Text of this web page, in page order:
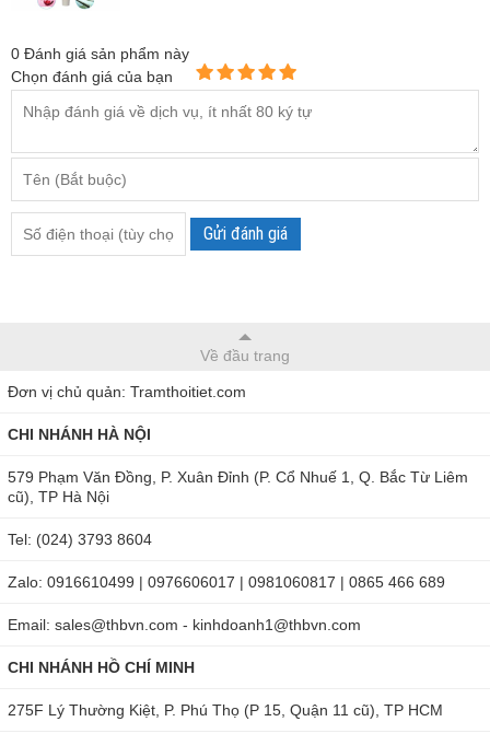
0 Đánh giá sản phẩm này
Chọn đánh giá của bạn
Gửi đánh giá
Về đầu trang
Đơn vị chủ quản: Tramthoitiet.com
CHI NHÁNH HÀ NỘI
579 Phạm Văn Đồng, P. Xuân Đỉnh (P. Cổ Nhuế 1, Q. Bắc Từ Liêm
cũ), TP Hà Nội
Tel: (024) 3793 8604
Zalo: 0916610499 | 0976606017 | 0981060817 | 0865 466 689
Email: sales@thbvn.com - kinhdoanh1@thbvn.com
CHI NHÁNH HỒ CHÍ MINH
275F Lý Thường Kiệt, P. Phú Thọ (P 15, Quận 11 cũ), TP HCM